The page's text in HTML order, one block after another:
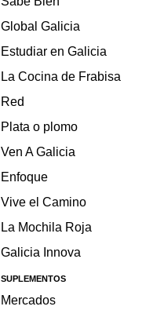
Global Galicia
Estudiar en Galicia
La Cocina de Frabisa
Red
Plata o plomo
Ven A Galicia
Enfoque
Vive el Camino
La Mochila Roja
Galicia Innova
SUPLEMENTOS
Mercados